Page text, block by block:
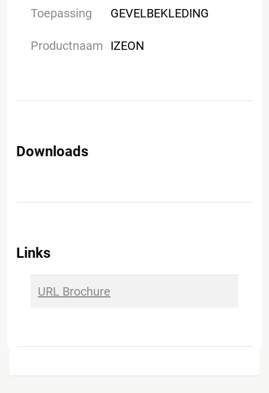
Toepassing GEVELBEKLEDING
Productnaam IZEON
Downloads
Links
URL Brochure